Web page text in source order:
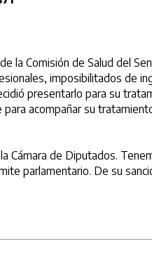
la Comisión de Salud del
imposibilitados de
presentarlo para su
acompañar su
Cámara de Diputados.
parlamentario. De su